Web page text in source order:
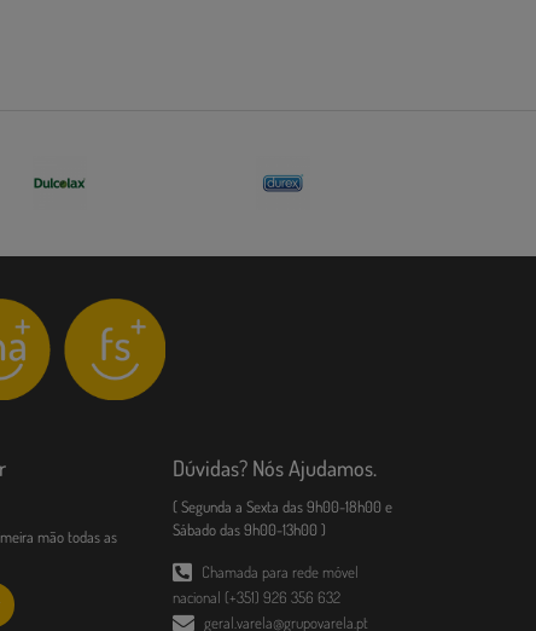
mão todas as
Dúvidas? Nós Ajudamos.
( Segunda a Sexta das 9h00-18h00 e
Sábado das 9h00-13h00 )
Chamada para rede móvel
nacional (+351) 926 356 632
geral.varela@grupovarela.pt